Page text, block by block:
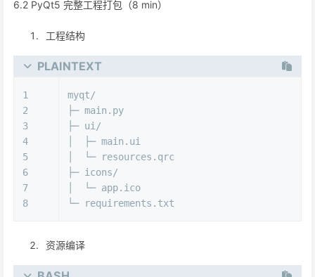
6.2 PyQt5 完整工程打包（8 min）
工程结构
PLAINTEXT
1
2
3
4
5
6
7
8
myqt/
├─ main.py
├─ ui/
│  ├─ main.ui
│  └─ resources.qrc
├─ icons/
│  └─ app.ico
└─ requirements.txt
资源编译